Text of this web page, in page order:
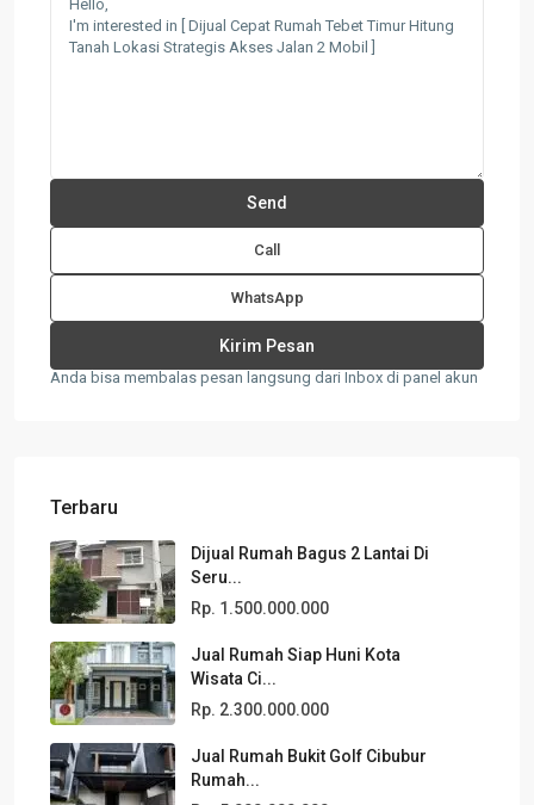
Call
WhatsApp
Anda bisa membalas pesan langsung dari Inbox di panel akun
Terbaru
Dijual Rumah Bagus 2 Lantai Di
Seru...
Rp. 1.500.000.000
Jual Rumah Siap Huni Kota
Wisata Ci...
Rp. 2.300.000.000
Jual Rumah Bukit Golf Cibubur
Rumah...